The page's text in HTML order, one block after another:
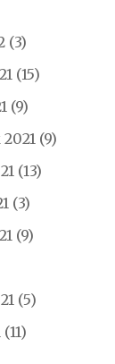
(3)
(15)
(9)
(9)
(13)
(3)
(9)
(5)
(11)